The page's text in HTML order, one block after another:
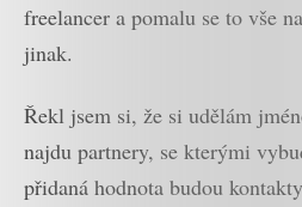
freelancer a pomalu se to vše
jinak.
Řekl jsem si, že si udělám
najdu partnery, se kterými
přidaná hodnota budou